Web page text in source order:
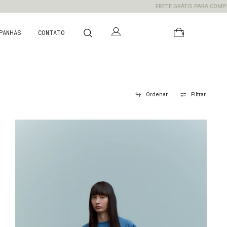
FRETE GRÁTIS PARA COMPRAS ACIMA
CONTATO 0
Ordenar Filtrar